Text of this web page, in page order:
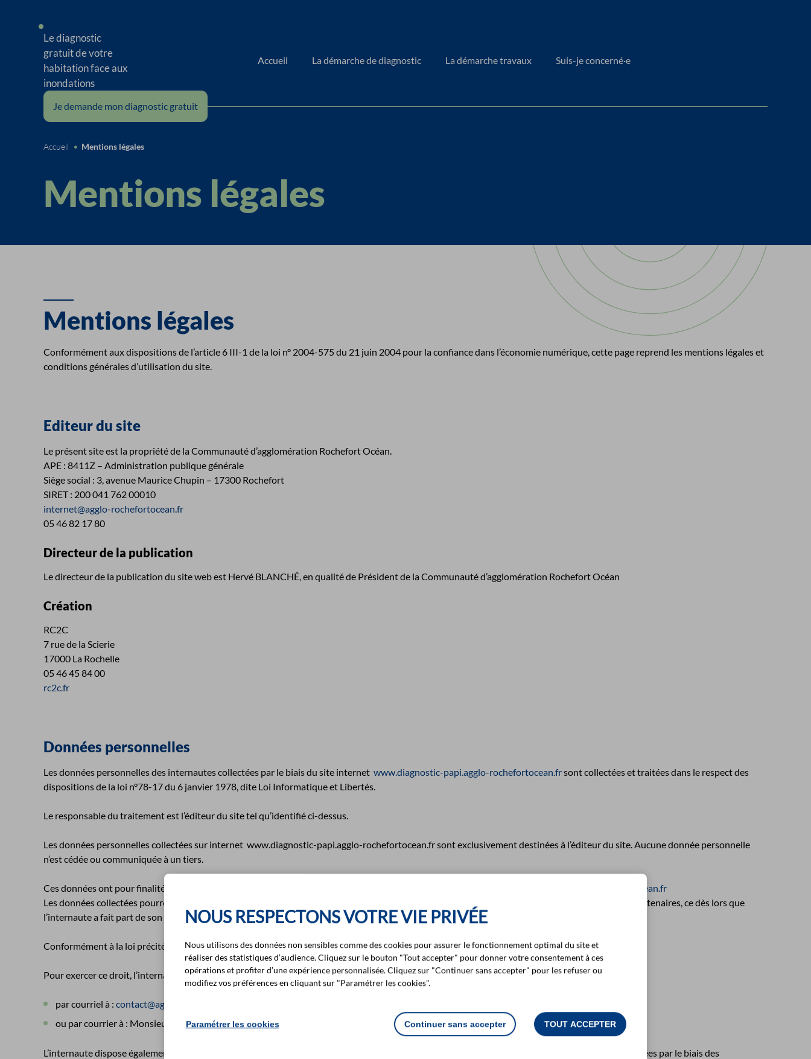
Le diagnostic
gratuit de votre
habitation face aux
inondations
Accueil La démarche de diagnostic La démarche travaux Suis-je concerné·e
Je demande mon diagnostic gratuit
Accueil • Mentions légales
Mentions légales
Mentions légales
Conformément aux dispositions de l’article 6 III-1 de la loi n° 2004-575 du 21 juin 2004 pour la confiance dans l’économie numérique, cette page reprend les mentions légales et
conditions générales d’utilisation du site.
Editeur du site
Le présent site est la propriété de la Communauté d’agglomération Rochefort Océan.
APE : 8411Z – Administration publique générale
Siège social : 3, avenue Maurice Chupin – 17300 Rochefort
SIRET : 200 041 762 00010
internet@agglo-rochefortocean.fr
05 46 82 17 80
Directeur de la publication
Le directeur de la publication du site web est Hervé BLANCHÉ, en qualité de Président de la Communauté d’agglomération Rochefort Océan
Création
RC2C
7 rue de la Scierie
17000 La Rochelle
05 46 45 84 00
rc2c.fr
Données personnelles
Les données personnelles des internautes collectées par le biais du site internet www.diagnostic-papi.agglo-rochefortocean.frsont collectées et traitées dans le respect des
dispositions de la loi n°78-17 du 6 janvier 1978, dite Loi Informatique et Libertés.
Le responsable du traitement est l’éditeur du site tel qu’identifié ci-dessus.
Les données personnelles collectées sur internet www.diagnostic-papi.agglo-rochefortocean.fr sont exclusivement destinées à l’éditeur du site. Aucune donnée personnelle
n’est cédée ou communiquée à un tiers.
Ces données ont pour finalité le traitement des messages reçus passés par l’internaute sur le site internet
www.diagnostic-papi.agglo-rochefortocean.fr
Les données collectées pourront également être utilisées pour adresser à l’internaute les offres promotionnelles et newsletters du site et de ses partenaires, ce dès lors que
l’internaute a fait part de son accord.
Conformément à la loi précitée, l’internaute dispose d’un droit d’accès, de rectification, de suppression des données personnelles le concernant.
Pour exercer ce droit, l’internaute peut adresser sa demande :
par courriel à : contact@agglo-rochefortocean.fr
ou par courrier à : Monsieur le Président de la Communauté d’agglomération Rochefort Océan – CS 50224 17304 Rochefort Cédex
L’internaute dispose également d’un droit d’opposition à la collecte de ses données. L’internaute est toutefois informé que les données communiquées par le biais des
NOUS RESPECTONS VOTRE VIE PRIVÉE
Nous utilisons des données non sensibles comme des cookies pour assurer le fonctionnement optimal du site et
réaliser des statistiques d’audience. Cliquez sur le bouton "Tout accepter" pour donner votre consentement à ces
opérations et profiter d’une expérience personnalisée. Cliquez sur "Continuer sans accepter" pour les refuser ou
modifiez vos préférences en cliquant sur "Paramétrer les cookies".
TOUT ACCEPTER
Continuer sans accepter
Paramétrer les cookies